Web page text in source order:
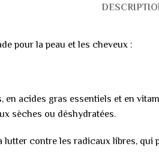
pour la peau et les cheveux :
acides gras essentiels et en
sèches ou déshydratées.
contre les radicaux libres,